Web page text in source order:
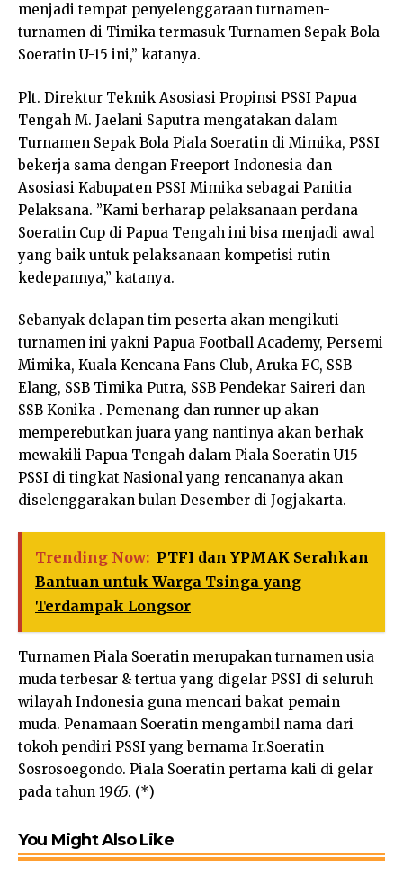
menjadi tempat penyelenggaraan turnamen-
turnamen di Timika termasuk Turnamen Sepak Bola
Soeratin U-15 ini,” katanya.
Plt. Direktur Teknik Asosiasi Propinsi PSSI Papua
Tengah M. Jaelani Saputra mengatakan dalam
Turnamen Sepak Bola Piala Soeratin di Mimika, PSSI
bekerja sama dengan Freeport Indonesia dan
Asosiasi Kabupaten PSSI Mimika sebagai Panitia
Pelaksana. ”Kami berharap pelaksanaan perdana
Soeratin Cup di Papua Tengah ini bisa menjadi awal
yang baik untuk pelaksanaan kompetisi rutin
kedepannya,” katanya.
Sebanyak delapan tim peserta akan mengikuti
turnamen ini yakni Papua Football Academy, Persemi
Mimika, Kuala Kencana Fans Club, Aruka FC, SSB
Elang, SSB Timika Putra, SSB Pendekar Saireri dan
SSB Konika . Pemenang dan runner up akan
memperebutkan juara yang nantinya akan berhak
mewakili Papua Tengah dalam Piala Soeratin U15
PSSI di tingkat Nasional yang rencananya akan
diselenggarakan bulan Desember di Jogjakarta.
Trending Now: PTFI dan YPMAK Serahkan
Bantuan untuk Warga Tsinga yang
Terdampak Longsor
Turnamen Piala Soeratin merupakan turnamen usia
muda terbesar & tertua yang digelar PSSI di seluruh
wilayah Indonesia guna mencari bakat pemain
muda. Penamaan Soeratin mengambil nama dari
tokoh pendiri PSSI yang bernama Ir.Soeratin
Sosrosoegondo. Piala Soeratin pertama kali di gelar
pada tahun 1965. (*)
You Might Also Like